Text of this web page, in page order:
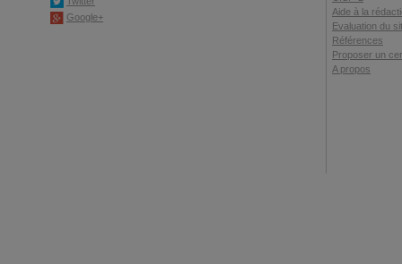
Google+
Aide à la
Evaluation du
Références
Proposer un
A propos